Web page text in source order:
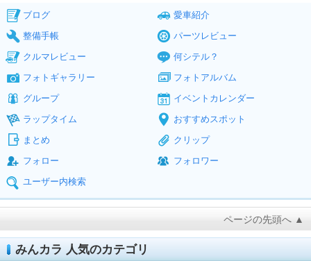
ブログ
愛車紹介
整備手帳
パーツレビュー
クルマレビュー
何シテル？
フォトギャラリー
フォトアルバム
グループ
イベントカレンダー
ラップタイム
おすすめスポット
まとめ
クリップ
フォロー
フォロワー
ユーザー内検索
ページの先頭へ ▲
みんカラ 人気のカテゴリ